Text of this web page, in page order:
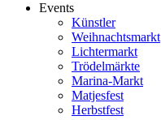
Events
Künstler
Weihnachtsmarkt
Lichtermarkt
Trödelmärkte
Marina-Markt
Matjesfest
Herbstfest